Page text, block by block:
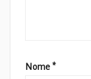
Nome *